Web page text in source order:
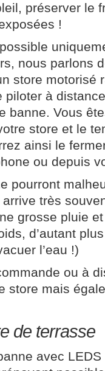
préserver le
!
nous parlons
store motorisé
à
banne. Vous
store et le
ainsi le
ou depuis
pourront
très
grosse pluie
d’autant
l’eau !)
ou à
store mais
de terrasse
avec